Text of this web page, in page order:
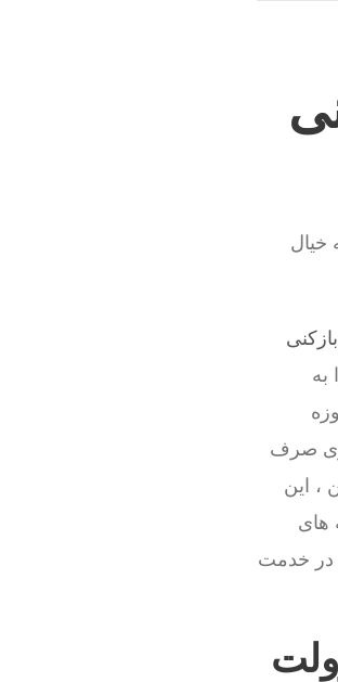
خیال
به
صرف
، این
های
در خدمت